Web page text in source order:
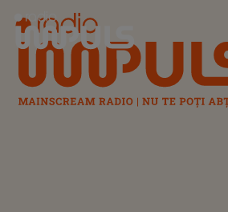
Radio Impuls